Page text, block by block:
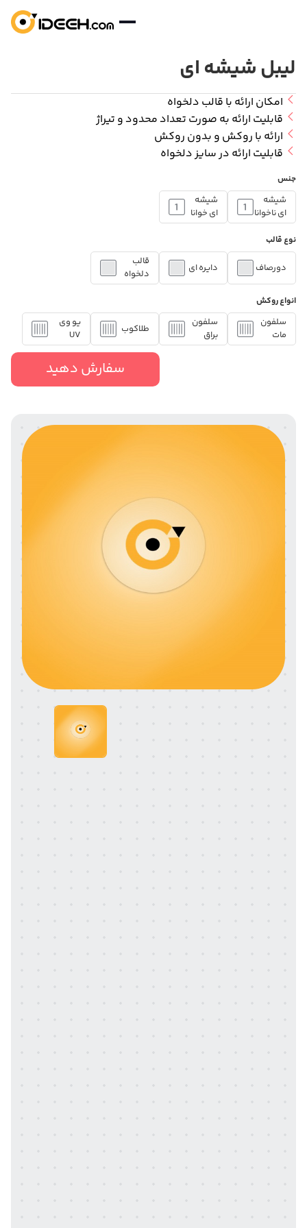
صفحه اصلی
نمونه کارها
بلاگ
درباره ما
تماس با ما
لیبل شیشه ای
امکان ارائه با قالب دلخواه
قابلیت ارائه به صورت تعداد محدود و تیراژ
ارائه با روکش و بدون روکش
قابلیت ارائه در سایز دلخواه
جنس
شیشه
ای ناخوانا
شیشه
ای خوانا
نوع قالب
دورصاف دایره ای
قالب
دلخواه
انواع روکش
سلفون
مات
سلفون
براق
طلاکوب
یو وی
UV
سفارش دهید